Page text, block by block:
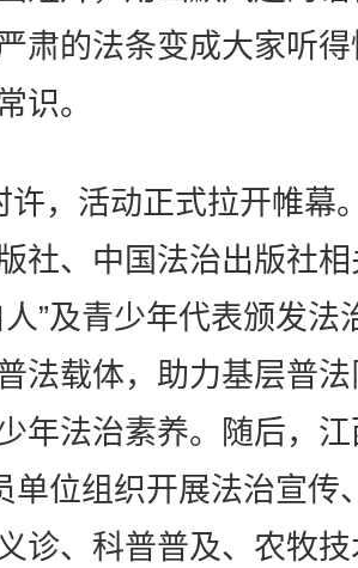
肃的法条变成大家听
识。
，活动正式拉开帷幕
社、中国法治出版社
人”及青少年代表颁发法
法载体，助力基层普
年法治素养。随后，
单位组织开展法治宣传
诊、科普普及、农牧